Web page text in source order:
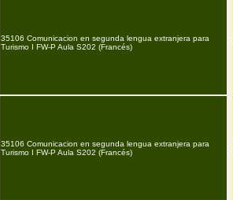
35106 Comunicacion en segunda lengua extranjera para
Turismo I FW-P Aula S202 (Francés)
35106 Comunicacion en segunda lengua extranjera para
Turismo I FW-P Aula S202 (Francés)